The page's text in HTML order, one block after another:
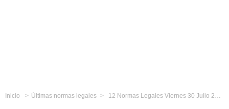
Inicio Últimas normas legales 12 Normas Legales Viernes 30 Julio 2021 El RP 076-2021-INGEMMET/PE INGEMMET